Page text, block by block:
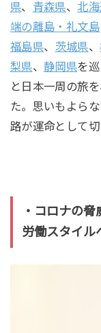
県、 青森県、北
端の離島・礼文島
福島県、 茨城県、
梨県、静岡県を
と日本一周の旅
た。思いもよら
路が運命として
・コロナの
労働スタイル